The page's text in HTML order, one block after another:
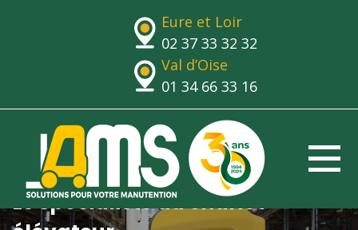
Eure et Loir
02 37 33 32 32
Val d’Oise
01 34 66 33 16
Le spécialiste du chariot